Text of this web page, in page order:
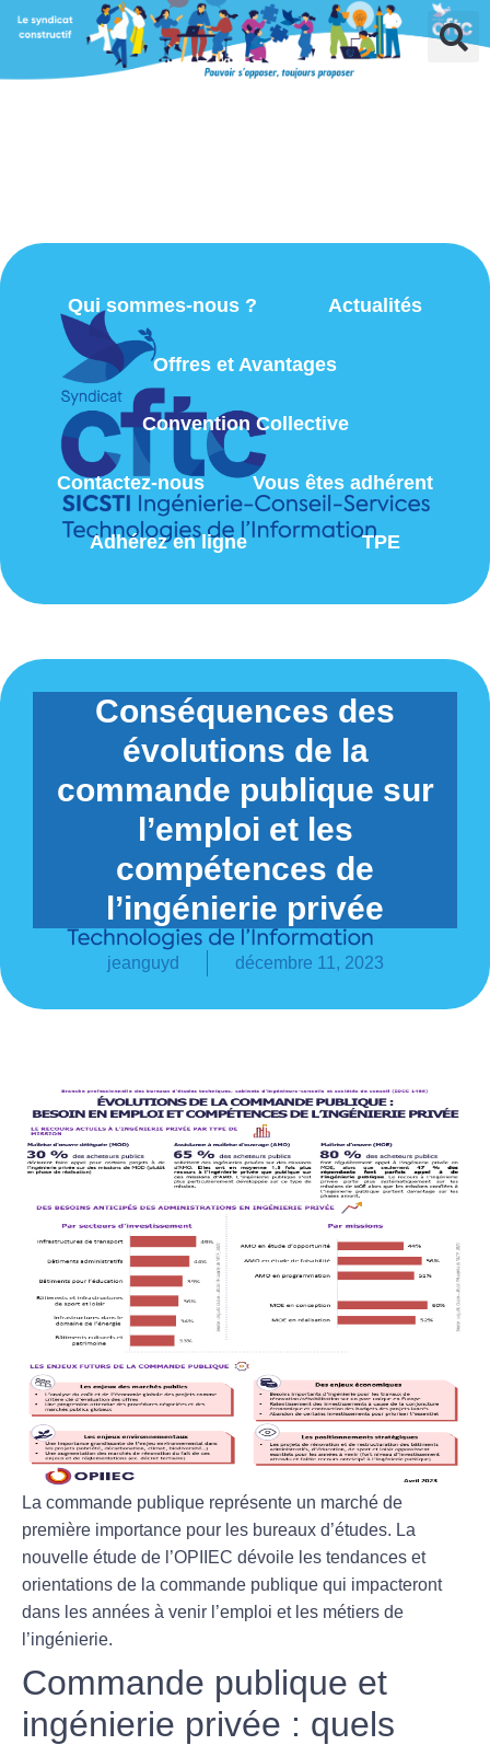
Qui sommes-nous ? Actualités
Offres et Avantages
Convention Collective
Contactez-nous Vous êtes adhérent
Adhérez en ligne TPE
Conséquences des
évolutions de la
commande publique sur
l’emploi et les
compétences de
l’ingénierie privée
jeanguyd décembre 11, 2023
La commande publique représente un marché de
première importance pour les bureaux d’études. La
nouvelle étude de l’OPIIEC dévoile les tendances et
orientations de la commande publique qui impacteront
dans les années à venir l’emploi et les métiers de
l’ingénierie.
Commande publique et
ingénierie privée : quels